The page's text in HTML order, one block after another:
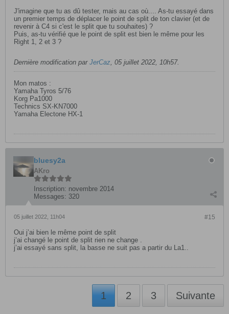
J'imagine que tu as dû tester, mais au cas où.... As-tu essayé dans
un premier temps de déplacer le point de split de ton clavier (et de
revenir à C4 si c'est le split que tu souhaites) ?
Puis, as-tu vérifié que le point de split est bien le même pour les
Right 1, 2 et 3 ?
Dernière modification par JerCaz, 05 juillet 2022, 10h57.
Mon matos :
Yamaha Tyros 5/76
Korg Pa1000
Technics SX-KN7000
Yamaha Electone HX-1
bluesy2a
AKro
Inscription: novembre 2014
Messages: 320
#15
05 juillet 2022, 11h04
Oui j’ai bien le même point de split
j’ai changé le point de split rien ne change .
j’ai essayé sans split, la basse ne suit pas a partir du La1..
1 2 3 Suivante